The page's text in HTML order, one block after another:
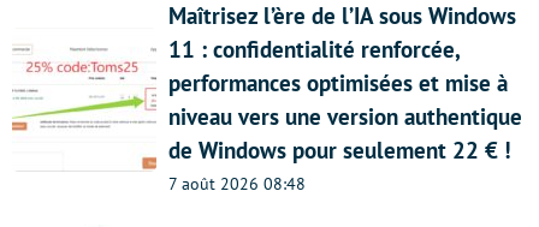
Maîtrisez l’ère de l’IA sous Windows
11 : confidentialité renforcée,
performances optimisées et mise à
niveau vers une version authentique
de Windows pour seulement 22 € !
7 août 2026 08:48